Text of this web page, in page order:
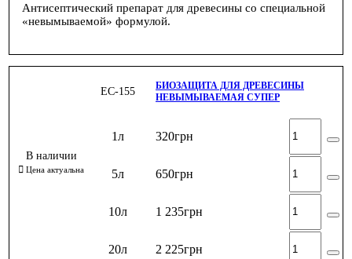
Антисептический препарат для древесины со специальной
«невымываемой» формулой.
ЕС-155
БИОЗАЩИТА ДЛЯ ДРЕВЕСИНЫ
НЕВЫМЫВАЕМАЯ СУПЕР
1л 320грн
5л 650грн
10л 1 235грн
20л 2 225грн